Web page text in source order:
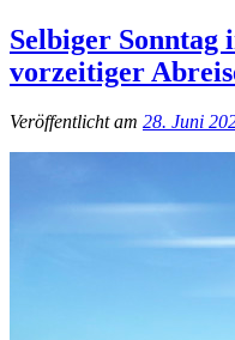
Selbiger
vorzeitiger
Veröffentlicht am 28. Juni